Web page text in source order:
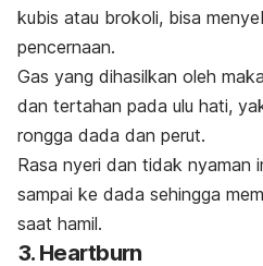
kubis atau brokoli, bisa
pencernaan.
Gas yang dihasilkan oleh
dan tertahan pada ulu hati,
rongga dada dan perut.
Rasa nyeri dan tidak nyaman
sampai ke dada sehingga
saat hamil.
3. Heartburn